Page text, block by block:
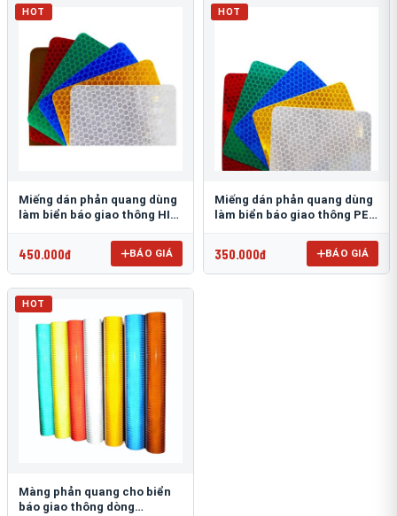
HOT
Miếng dán phản quang dùng
làm biển báo giao thông HIP
450.000đ BÁO GIÁ
HOT
Miếng dán phản quang dùng
làm biển báo giao thông PEG
350.000đ BÁO GIÁ
HOT
Màng phản quang cho biển
báo giao thông dòng